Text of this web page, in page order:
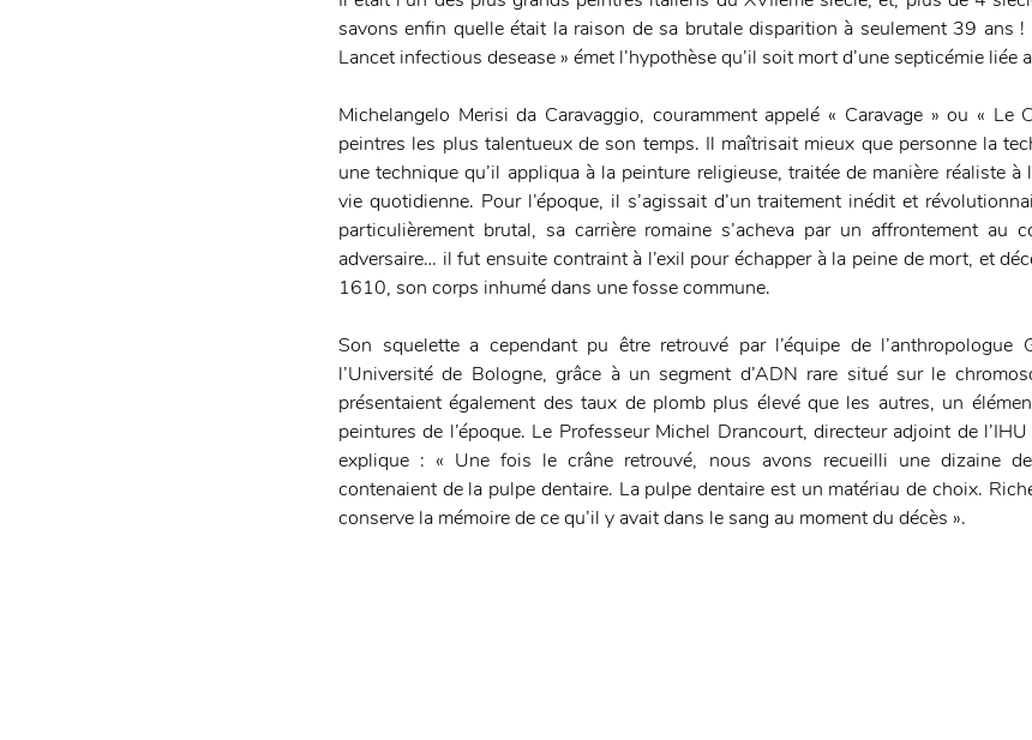
savons enfin quelle était la raison de sa brutale disparition à seulement 39 ans !
Lancet infectious desease » émet l’hypothèse qu’il soit mort d’une septicémie liée
Michelangelo Merisi da Caravaggio, couramment appelé « Caravage » ou « Le
peintres les plus talentueux de son temps. Il maîtrisait mieux que personne la
une technique qu’il appliqua à la peinture religieuse, traitée de manière réaliste à
vie quotidienne. Pour l’époque, il s’agissait d’un traitement inédit et
particulièrement brutal, sa carrière romaine s’acheva par un affrontement au
adversaire… il fut ensuite contraint à l’exil pour échapper à la peine de mort, et
1610, son corps inhumé dans une fosse commune.
Son squelette a cependant pu être retrouvé par l’équipe de l’anthropologue
l’Université de Bologne, grâce à un segment d’ADN rare situé sur le
présentaient également des taux de plomb plus élevé que les autres, un
peintures de l’époque. Le Professeur Michel Drancourt, directeur adjoint de
explique : « Une fois le crâne retrouvé, nous avons recueilli une dizaine
contenaient de la pulpe dentaire. La pulpe dentaire est un matériau de choix.
conserve la mémoire de ce qu’il y avait dans le sang au moment du décès ».